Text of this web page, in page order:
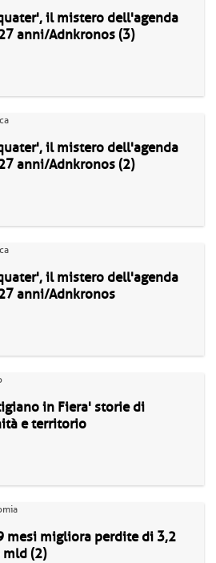
il mistero dell'agenda
anni/Adnkronos (3)
il mistero dell'agenda
anni/Adnkronos (2)
il mistero dell'agenda
anni/Adnkronos
in Fiera' storie di
e territorio
mesi migliora perdite di 3,2
(2)